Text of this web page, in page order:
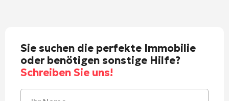
Sie suchen die perfekte Immobilie
oder benötigen sonstige Hilfe?
Schreiben Sie uns!